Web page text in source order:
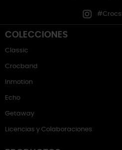
COLECCIONES
Classic
Crocband
Inmotion
Echo
Getaway
Licencias y Colaboraciones